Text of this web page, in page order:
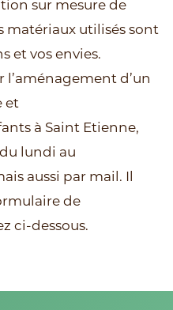
sur mesure de
matériaux utilisés sont
et vos envies.
d’un
et
à Saint Etienne,
lundi au
aussi par mail. Il
de
ci-dessous.